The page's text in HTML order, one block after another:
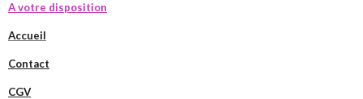
A votre disposition
Accueil
Contact
CGV